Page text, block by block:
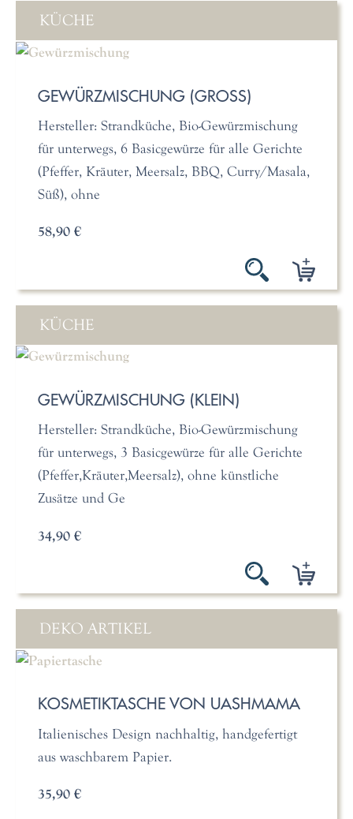
KÜCHE
GEWÜRZMISCHUNG (GROSS)
Hersteller: Strandküche, Bio-Gewürzmischung
für unterwegs, 6 Basicgewürze für alle Gerichte
(Pfeffer, Kräuter, Meersalz, BBQ, Curry/Masala,
Süß), ohne
58,90 €
KÜCHE
GEWÜRZMISCHUNG (KLEIN)
Hersteller: Strandküche, Bio-Gewürzmischung
für unterwegs, 3 Basicgewürze für alle Gerichte
(Pfeffer,Kräuter,Meersalz), ohne künstliche
Zusätze und Ge
34,90 €
DEKO ARTIKEL
KOSMETIKTASCHE VON UASHMAMA
Italienisches Design nachhaltig, handgefertigt
aus waschbarem Papier.
35,90 €